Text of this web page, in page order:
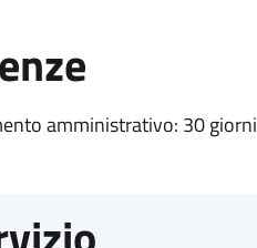
amministrativo: 30 giorni